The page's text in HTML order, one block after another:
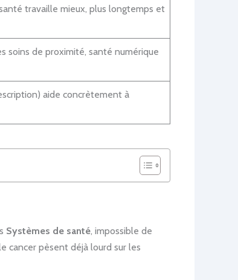
travaille mieux, plus longtemps et
soins de proximité, santé numérique
aide concrètement à
Systèmes de santé, impossible de
cancer pèsent déjà lourd sur les